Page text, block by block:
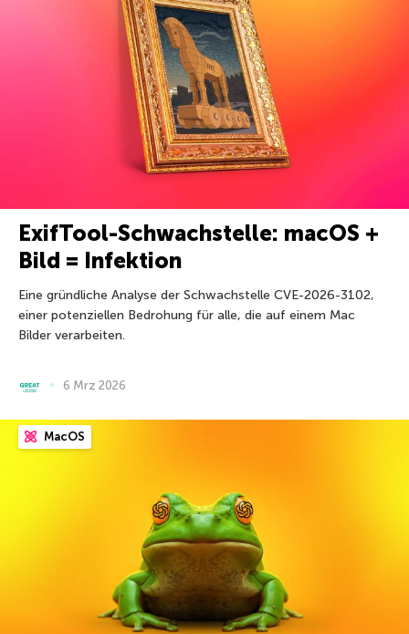
ExifTool-Schwachstelle: macOS +
Bild = Infektion
Eine gründliche Analyse der Schwachstelle CVE-2026-3102,
einer potenziellen Bedrohung für alle, die auf einem Mac
Bilder verarbeiten.
6 Mrz 2026
MacOS